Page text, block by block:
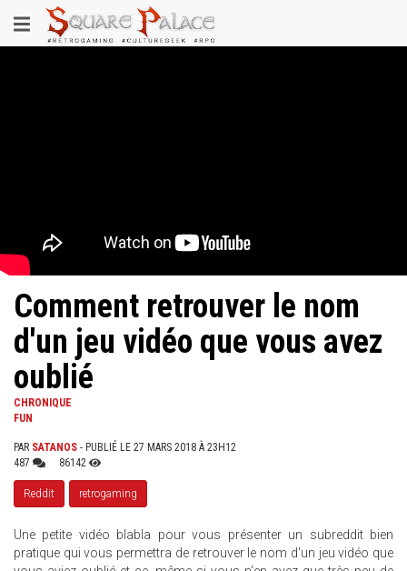
au
contenu
Toggle
navigation
Comment retrouver le nom
d'un jeu vidéo que vous avez
oublié
CHRONIQUE
FUN
PAR SATANOS - PUBLIÉ LE 27 MARS 2018 À 23H12
487
86142
Reddit retrogaming
Une petite vidéo blabla pour vous présenter un subreddit bien
pratique qui vous permettra de retrouver le nom d'un jeu vidéo que